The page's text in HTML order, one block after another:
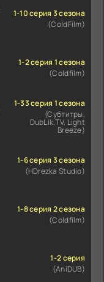
1-10 серия 3 сезона
(ColdFilm)
1-2 серия 1 сезона
(Coldfilm)
1-33 серия 1 сезона
(Субтитры,
DubLik.TV, Light
Breeze)
1-6 серия 3 сезона
(HDrezka Studio)
1-8 серия 2 сезона
(Coldfilm)
1-2 серия
(AniDUB)